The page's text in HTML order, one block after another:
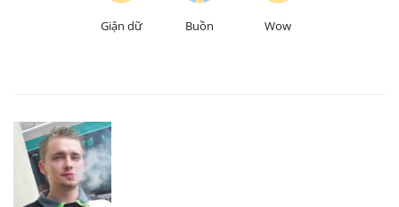
Giận dữ Buồn Wow